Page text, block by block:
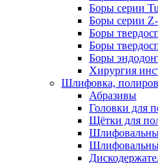
Боры серии
Боры серии
Боры
Боры
Боры
Хирургия
Шлифовка,
Абразивы
Головки для
Щётки для